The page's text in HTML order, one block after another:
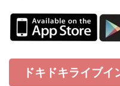
ドキドキライブ